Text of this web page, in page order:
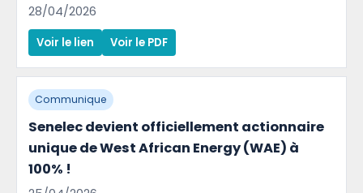
28/04/2026
Voir le lien Voir le PDF
Communique
Senelec devient officiellement actionnaire
unique de West African Energy (WAE) à
100% !